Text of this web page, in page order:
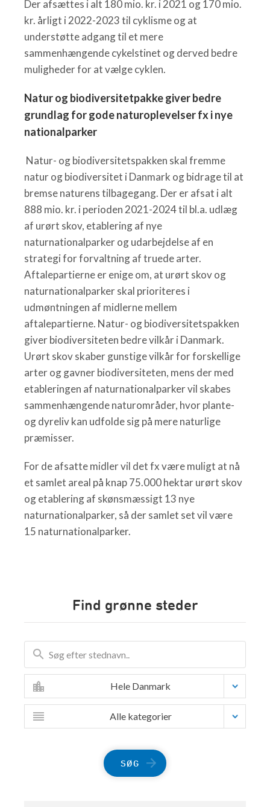
Der afsættes i alt 180 mio. kr. i 2021 og 170 mio.
kr. årligt i 2022-2023 til cyklisme og at
understøtte adgang til et mere
sammenhængende cykelstinet og derved bedre
muligheder for at vælge cyklen.
Natur og biodiversitetpakke giver bedre
grundlag for gode naturoplevelser fx i nye
nationalparker
Natur- og biodiversitetspakken skal fremme
natur og biodiversitet i Danmark og bidrage til at
bremse naturens tilbagegang. Der er afsat i alt
888 mio. kr. i perioden 2021-2024 til bl.a. udlæg
af urørt skov, etablering af nye
naturnationalparker og udarbejdelse af en
strategi for forvaltning af truede arter.
Aftalepartierne er enige om, at urørt skov og
naturnationalparker skal prioriteres i
udmøntningen af midlerne mellem
aftalepartierne. Natur- og biodiversitetspakken
giver biodiversiteten bedre vilkår i Danmark.
Urørt skov skaber gunstige vilkår for forskellige
arter og gavner biodiversiteten, mens der med
etableringen af naturnationalparker vil skabes
sammenhængende naturområder, hvor plante-
og dyreliv kan udfolde sig på mere naturlige
præmisser.
For de afsatte midler vil det fx være muligt at nå
et samlet areal på knap 75.000 hektar urørt skov
og etablering af skønsmæssigt 13 nye
naturnationalparker, så der samlet set vil være
15 naturnationalparker.
Find grønne steder
Hele Danmark
Alle kategorier
SØG